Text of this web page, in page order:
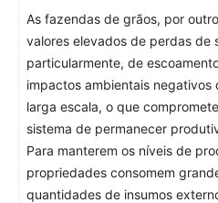
As fazendas de grãos, por
valores elevados de perdas de
particularmente, de
impactos ambientais negativos
larga escala, o que
sistema de permanecer
Para manterem os níveis de
propriedades consomem
quantidades de insumos